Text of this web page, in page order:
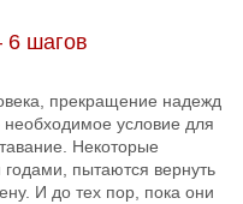
6 шагов
прекращение надежд
условие для
Некоторые
пытаются вернуть
И до тех пор, пока они